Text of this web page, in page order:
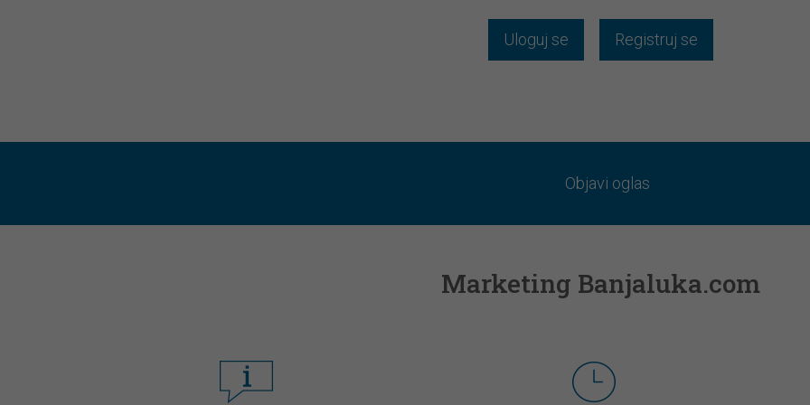
Uloguj se Registruj se
Objavi oglas
Marketing Banjaluka.com